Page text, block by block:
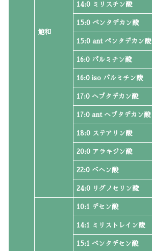
飽和
14:0 ミリスチン酸
15:0 ペンタデカン酸
15:0 ant ペンタデカン酸
16:0 パルミチン酸
16:0 iso パルミチン酸
17:0 ヘプタデカン酸
17:0 ant ヘプタデカン酸
18:0 ステアリン酸
20:0 アラキジン酸
22:0 ベヘン酸
24:0 リグノセリン酸
10:1 デセン酸
14:1 ミリストレイン酸
15:1 ペンタデセン酸